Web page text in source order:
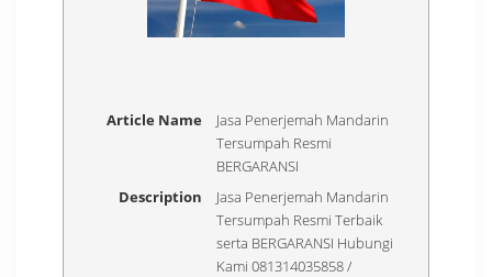
Article Name
Jasa Penerjemah Mandarin
Tersumpah Resmi
BERGARANSI
Description
Jasa Penerjemah Mandarin
Tersumpah Resmi Terbaik
serta BERGARANSI Hubungi
Kami 081314035858 /